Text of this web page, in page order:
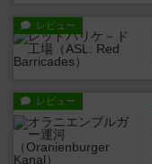
レビュー
レビュー